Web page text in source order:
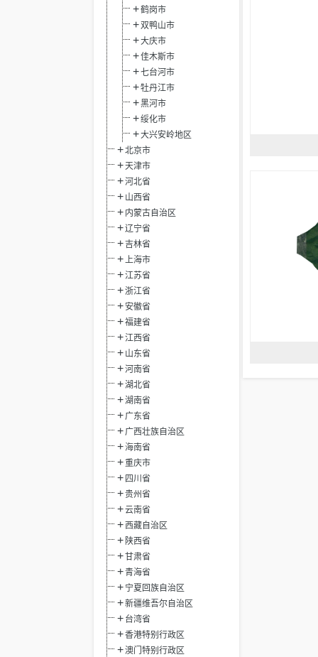
鹤岗市
双鸭山市
大庆市
佳木斯市
七台河市
牡丹江市
黑河市
绥化市
大兴安岭地区
北京市
天津市
河北省
山西省
内蒙古自治区
辽宁省
吉林省
上海市
江苏省
浙江省
安徽省
福建省
江西省
山东省
河南省
湖北省
湖南省
广东省
广西壮族自治区
海南省
重庆市
四川省
贵州省
云南省
西藏自治区
陕西省
甘肃省
青海省
宁夏回族自治区
新疆维吾尔自治区
台湾省
香港特别行政区
澳门特别行政区